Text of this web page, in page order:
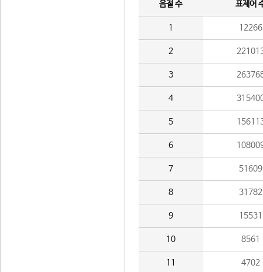
음절 수 표제어
1 12266
2
3
4
5
6
7 51609
8 31782
9 15531
10 8561
11 4702